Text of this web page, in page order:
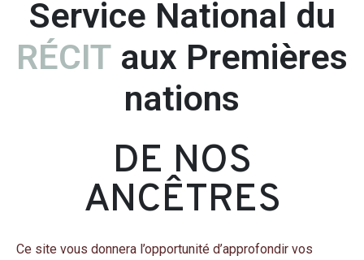
Service National du
RÉCIT aux Premières
nations
DE NOS
ANCÊTRES
Ce site vous donnera l’opportunité d’approfondir vos